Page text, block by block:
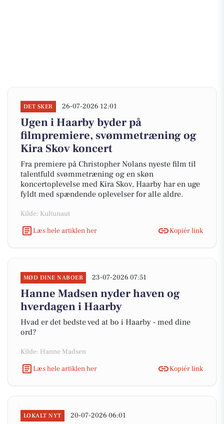
DET SKER 26-07-2026 12:01
Ugen i Haarby byder på
filmpremiere, svømmetræning og
Kira Skov koncert
Fra premiere på Christopher Nolans nyeste film til
talentfuld svømmetræning og en skøn
koncertoplevelse med Kira Skov, Haarby har en uge
fyldt med spændende oplevelser for alle aldre.
Kilde: Kultunaut
Læs hele artiklen her
Kopiér link
MØD DINE NABOER 23-07-2026 07:51
Hanne Madsen nyder haven og
hverdagen i Haarby
Hvad er det bedste ved at bo i Haarby - med dine
ord?
Kilde: Hanne Madsen
Læs hele artiklen her
Kopiér link
LOKALT NYT 20-07-2026 06:01